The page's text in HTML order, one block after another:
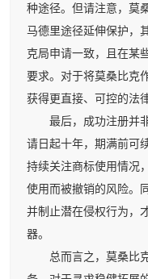
种途径。但请注意，莫
马德里途径延伸保护，
克局申请一致，且在某
要求。对于将莫桑比克
获得更直接、可控的法
最后，成功注册并非
请日起十年，期满前可
持续关注商标使用情况
使用而被撤销的风险。
并制止潜在侵权行为，
器。
总而言之，莫桑比克